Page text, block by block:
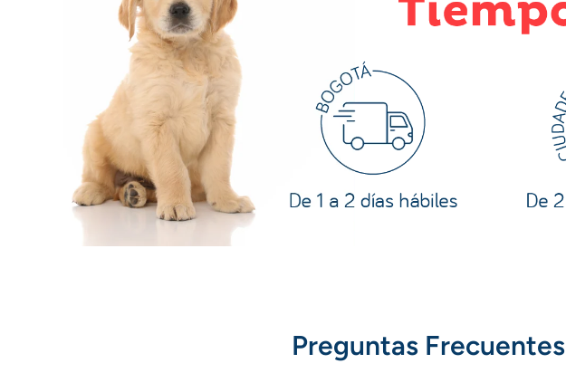
Preguntas Frecuentes